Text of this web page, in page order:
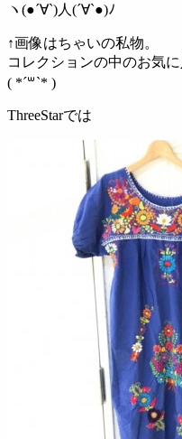
ヽ(●´∀`)人(´∀`●)ﾉ
↑画像はちゃいの私物。
コレクションの中のお気
( *´꒳`* )
ThreeStarでは